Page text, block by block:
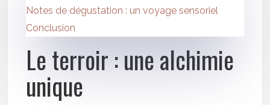
Notes de dégustation : un voyage sensoriel
Conclusion
Le terroir : une alchimie
unique